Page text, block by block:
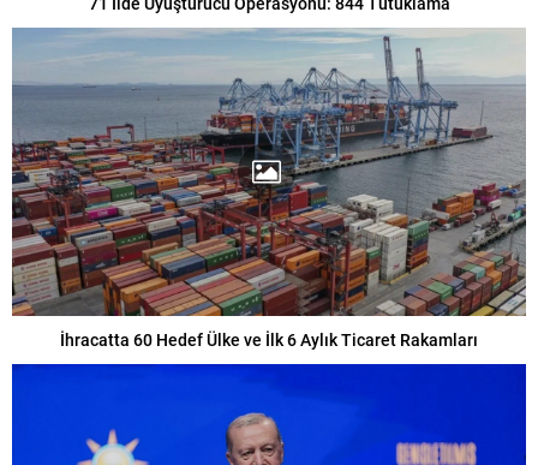
İhracatta 60 Hedef Ülke ve İlk 6 Aylık Ticaret Rakamları